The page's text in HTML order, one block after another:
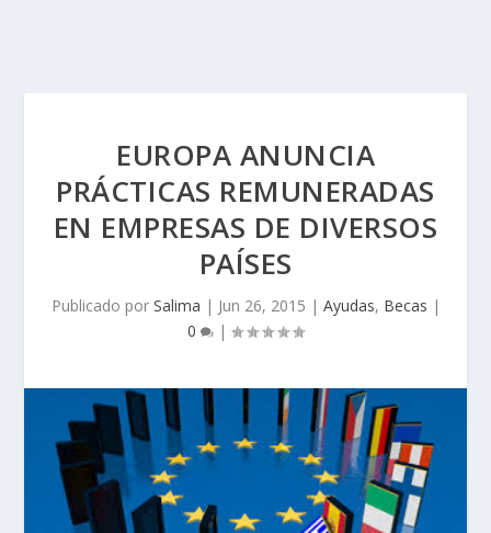
EUROPA ANUNCIA
PRÁCTICAS REMUNERADAS
EN EMPRESAS DE DIVERSOS
PAÍSES
Publicado por Salima | Jun 26, 2015 | Ayudas, Becas |
0
|